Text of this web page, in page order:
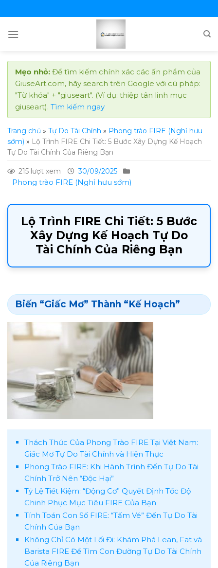
to
content
Mẹo nhỏ: Để tìm kiếm chính xác các ấn phẩm của
GiuseArt.com, hãy search trên Google với cú pháp:
"Từ khóa" + "giuseart". (Ví dụ: thiệp tân linh mục
giuseart). Tìm kiếm ngay
Trang chủ » Tự Do Tài Chính » Phong trào FIRE (Nghỉ hưu
sớm) » Lộ Trình FIRE Chi Tiết: 5 Bước Xây Dựng Kế Hoạch
Tự Do Tài Chính Của Riêng Bạn
215 lượt xem 30/09/2025
Phong trào FIRE (Nghỉ hưu sớm)
Lộ Trình FIRE Chi Tiết: 5 Bước
Xây Dựng Kế Hoạch Tự Do
Tài Chính Của Riêng Bạn
Biến “Giấc Mơ” Thành “Kế Hoạch”
Thách Thức Của Phong Trào FIRE Tại Việt Nam:
Giấc Mơ Tự Do Tài Chính và Hiện Thực
Phong Trào FIRE: Khi Hành Trình Đến Tự Do Tài
Chính Trở Nên “Độc Hại”
Tỷ Lệ Tiết Kiệm: “Động Cơ” Quyết Định Tốc Độ
Chinh Phục Mục Tiêu FIRE Của Bạn
Tính Toán Con Số FIRE: “Tấm Vé” Đến Tự Do Tài
Chính Của Bạn
Không Chỉ Có Một Lối Đi: Khám Phá Lean, Fat và
Barista FIRE Để Tìm Con Đường Tự Do Tài Chính
Của Riêng Bạn